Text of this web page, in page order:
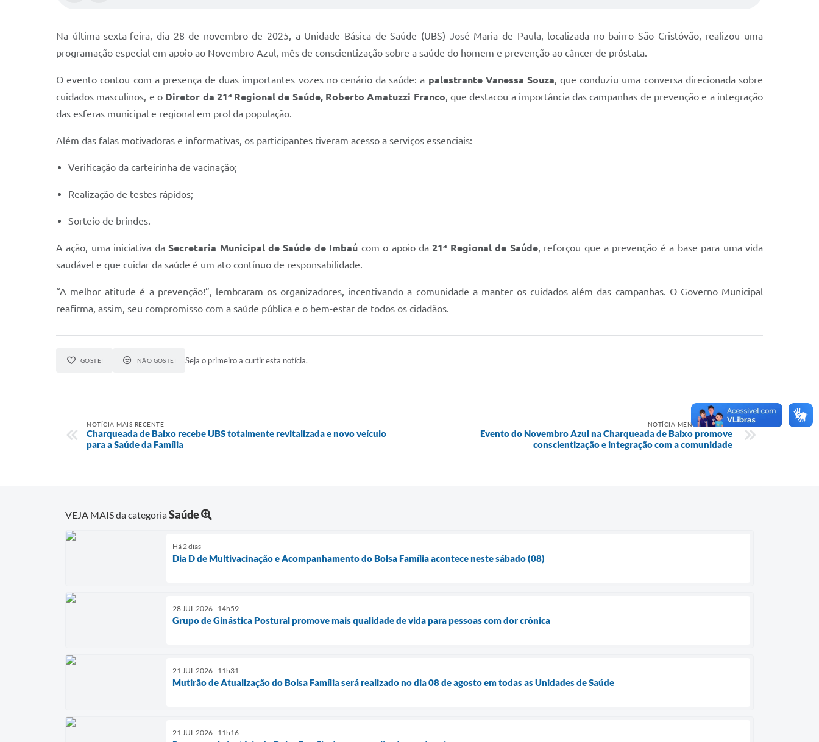
Na última sexta-feira, dia 28 de novembro de 2025, a Unidade Básica de Saúde (UBS) José Maria de Paula, localizada no bairro São Cristóvão, realizou uma
programação especial em apoio ao Novembro Azul, mês de conscientização sobre a saúde do homem e prevenção ao câncer de próstata.
O evento contou com a presença de duas importantes vozes no cenário da saúde: a palestrante Vanessa Souza, que conduziu uma conversa direcionada sobre
cuidados masculinos, e o Diretor da 21ª Regional de Saúde, Roberto Amatuzzi Franco, que destacou a importância das campanhas de prevenção e a integração
das esferas municipal e regional em prol da população.
Além das falas motivadoras e informativas, os participantes tiveram acesso a serviços essenciais:
Verificação da carteirinha de vacinação;
Realização de testes rápidos;
Sorteio de brindes.
A ação, uma iniciativa daSecretaria Municipal de Saúde de Imbaú com o apoio da21ª Regional de Saúde, reforçou que a prevenção é a base para uma vida
saudável e que cuidar da saúde é um ato contínuo de responsabilidade.
“A melhor atitude é a prevenção!”, lembraram os organizadores, incentivando a comunidade a manter os cuidados além das campanhas. O Governo Municipal
reafirma, assim, seu compromisso com a saúde pública e o bem-estar de todos os cidadãos.
GOSTEI NÃO GOSTEI Seja o primeiro a curtir esta notícia.
NOTÍCIA MAIS RECENTE
Charqueada de Baixo recebe UBS totalmente revitalizada e novo veículo
para a Saúde da Família
NOTÍCIA MENOS RECENTE
Evento do Novembro Azul na Charqueada de Baixo promove
conscientização e integração com a comunidade
VEJA MAIS da categoriaSaúde
Há 2 dias
Dia D de Multivacinação e Acompanhamento do Bolsa Família acontece neste sábado (08)
28 JUL 2026 - 14h59
Grupo de Ginástica Postural promove mais qualidade de vida para pessoas com dor crônica
21 JUL 2026 - 11h31
Mutirão de Atualização do Bolsa Família será realizado no dia 08 de agosto em todas as Unidades de Saúde
21 JUL 2026 - 11h16